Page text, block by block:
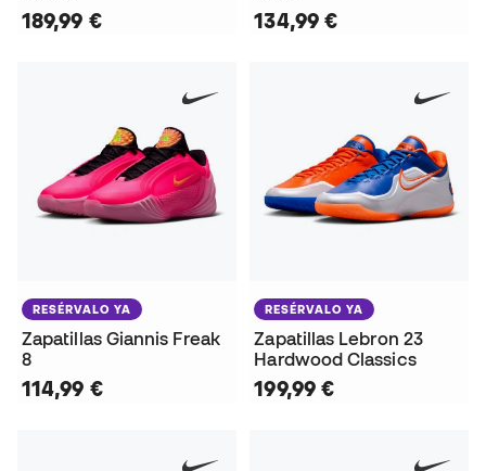
189,99 € 134,99 €
RESÉRVALO YA
Zapatillas Giannis Freak
8
114,99 €
RESÉRVALO YA
Zapatillas Lebron 23
Hardwood Classics
199,99 €